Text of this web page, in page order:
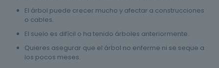
El árbol puede crecer mucho y afectar a construcciones
o cables.
El suelo es difícil o ha tenido árboles anteriormente.
Quieres asegurar que el árbol no enferme ni se seque a
los pocos meses.